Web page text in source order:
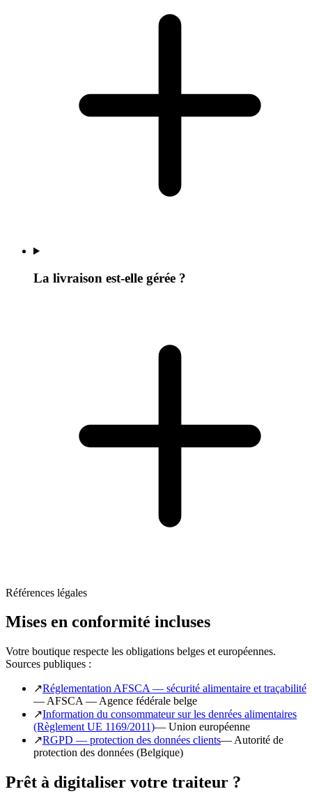
La livraison est-elle gérée ?
Références légales
Mises en conformité incluses
Votre boutique respecte les obligations belges et européennes.
Sources publiques :
↗Réglementation AFSCA — sécurité alimentaire et traçabilité
— AFSCA — Agence fédérale belge
↗Information du consommateur sur les denrées alimentaires
(Règlement UE 1169/2011)— Union européenne
↗RGPD — protection des données clients— Autorité de
protection des données (Belgique)
Prêt à digitaliser votre traiteur ?